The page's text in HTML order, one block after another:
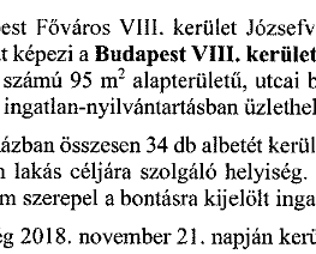
Főváros VIII. kerület
képezi a Budapest VIII.
számú 95 m2 alapterület ű , utcai
ingatlan-nyilvántartásban
összesen 34 db albetét
lakás céljára szolgáló helyiség.
szerepel a bontásra kijelölt
2018. november 21. napján